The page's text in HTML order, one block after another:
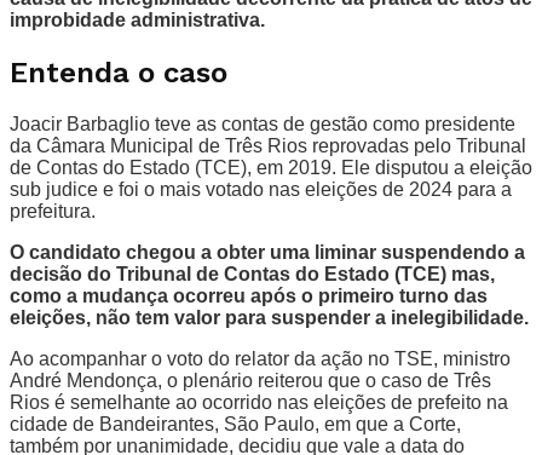
improbidade administrativa.
Entenda o caso
Joacir Barbaglio teve as contas de gestão como presidente
da Câmara Municipal de Três Rios reprovadas pelo Tribunal
de Contas do Estado (TCE), em 2019. Ele disputou a eleição
sub judice e foi o mais votado nas eleições de 2024 para a
prefeitura.
O candidato chegou a obter uma liminar suspendendo a
decisão do Tribunal de Contas do Estado (TCE) mas,
como a mudança ocorreu após o primeiro turno das
eleições, não tem valor para suspender a inelegibilidade.
Ao acompanhar o voto do relator da ação no TSE, ministro
André Mendonça, o plenário reiterou que o caso de Três
Rios é semelhante ao ocorrido nas eleições de prefeito na
cidade de Bandeirantes, São Paulo, em que a Corte,
também por unanimidade, decidiu que vale a data do